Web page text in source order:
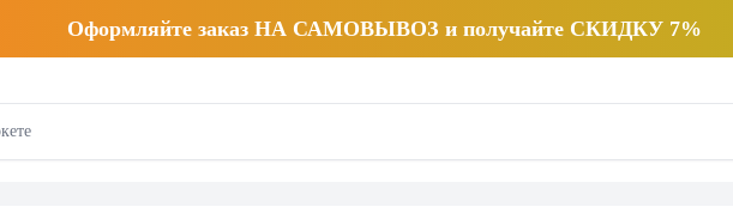
Оформляйте заказ НА САМОВЫВОЗ и получайте СКИДКУ 7%